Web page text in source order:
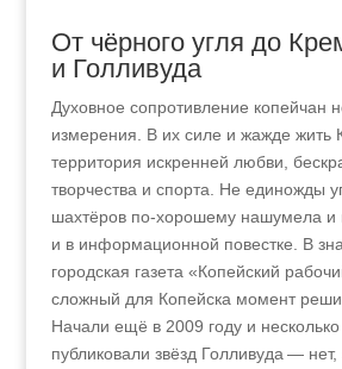
От чёрного угля до
и Голливуда
Духовное сопротивление копейчан
измерения. В их силе и жажде жить
территория искренней любви,
творчества и спорта. Не единожды
шахтёров по-хорошему нашумела и
и в информационной повестке. В
городская газета «Копейский
сложный для Копейска момент
Начали ещё в 2009 году и
публиковали звёзд Голливуда —